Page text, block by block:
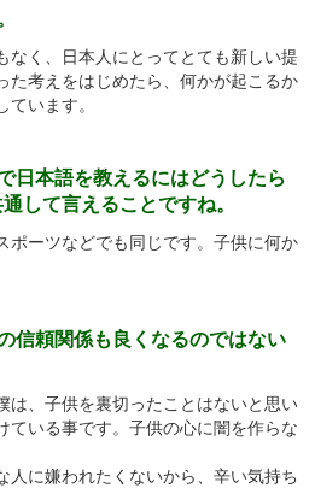
く、日本人にとってとても新しい提
た考えをはじめたら、何かが起こるか
います。
日本語を教えるにはどうしたら
して言えることですね。
ーツなどでも同じです。子供に何か
信頼関係も良くなるのではない
は、子供を裏切ったことはないと思い
ている事です。子供の心に闇を作らな
に嫌われたくないから、辛い気持ち